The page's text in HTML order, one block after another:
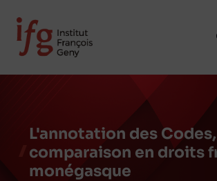
contenu
L'annotation des
comparaison en droits
monégasque